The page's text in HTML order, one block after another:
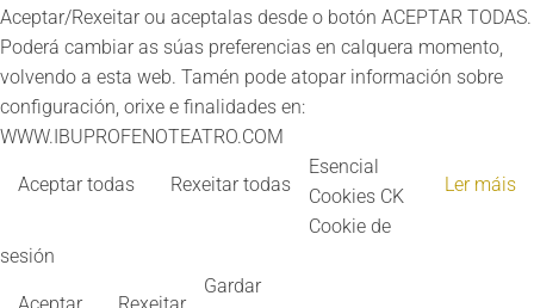
Aceptar/Rexeitar ou aceptalas desde o botón ACEPTAR TODAS.
Poderá cambiar as súas preferencias en calquera momento,
volvendo a esta web. Tamén pode atopar información sobre
configuración, orixe e finalidades en:
WWW.IBUPROFENOTEATRO.COM
Aceptar todas Rexeitar todas Ler máis
Esencial
Cookies CK
Cookie de
sesión
Gardar